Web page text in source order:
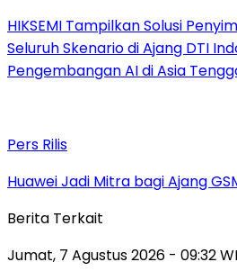
HIKSEMI Tampilkan Solusi
Seluruh Skenario di Ajang DTI
Pengembangan AI di Asia
Pers Rilis
Huawei Jadi Mitra bagi Ajang
Berita Terkait
Jumat, 7 Agustus 2026 - 09:32